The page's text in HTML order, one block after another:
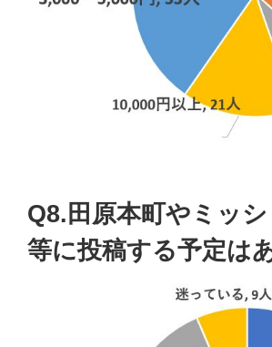
Q8.田原本町やミッ
等に投稿する予定は